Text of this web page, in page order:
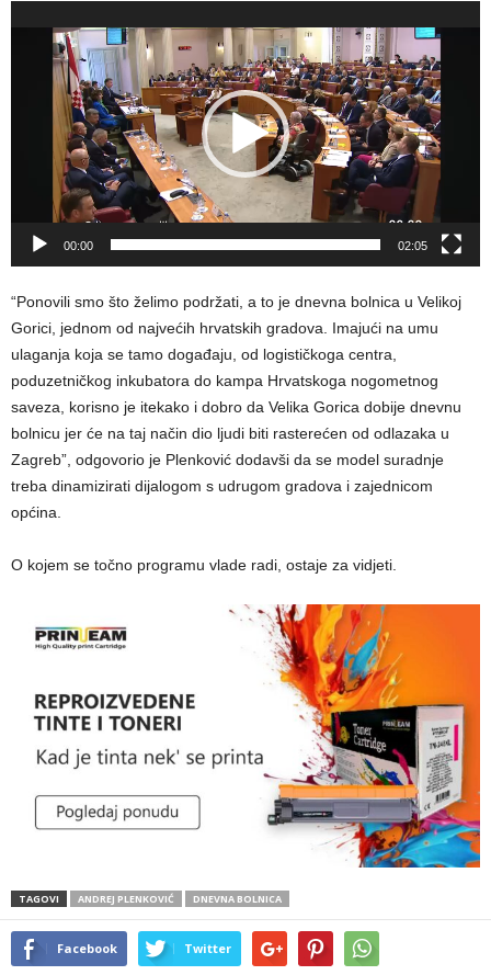
videozapisa
00:00 02:05
“Ponovili smo što želimo podržati, a to je dnevna bolnica u Velikoj
Gorici, jednom od najvećih hrvatskih gradova. Imajući na umu
ulaganja koja se tamo događaju, od logističkoga centra,
poduzetničkog inkubatora do kampa Hrvatskoga nogometnog
saveza, korisno je itekako i dobro da Velika Gorica dobije dnevnu
bolnicu jer će na taj način dio ljudi biti rasterećen od odlazaka u
Zagreb”, odgovorio je Plenković dodavši da se model suradnje
treba dinamizirati dijalogom s udrugom gradova i zajednicom
općina.
O kojem se točno programu vlade radi, ostaje za vidjeti.
TAGOVI ANDREJ PLENKOVIĆ DNEVNA BOLNICA
Facebook Twitter